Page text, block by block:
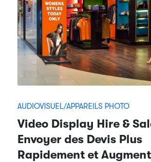
AUDIOVISUEL/APPAREILS PHOTO
Video Display Hire &
Envoyer des Devis Plus
Rapidement et